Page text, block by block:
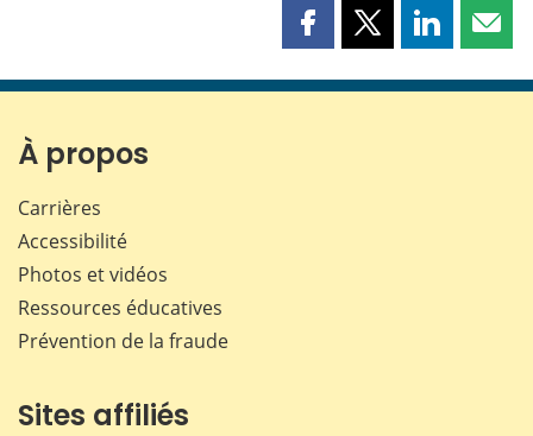
Partager
page
Partager
page
Partager
page page
À propos
Carrières
Accessibilité
Photos et vidéos
Ressources éducatives
Prévention de la fraude
Sites affiliés